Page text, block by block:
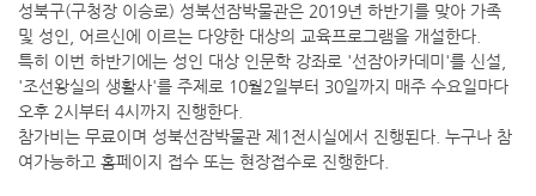
성북구(구청장 이승로) 성북선잠박물관은 2019년 하반기를 맞아 가족
및 성인, 어르신에 이르는 다양한 대상의 교육프로그램을 개설한다.
특히 이번 하반기에는 성인 대상 인문학 강좌로 '선잠아카데미'를 신설,
'조선왕실의 생활사'를 주제로 10월2일부터 30일까지 매주 수요일마다
오후 2시부터 4시까지 진행한다.
참가비는 무료이며 성북선잠박물관 제1전시실에서 진행된다. 누구나 참
여가능하고 홈페이지 접수 또는 현장접수로 진행한다.